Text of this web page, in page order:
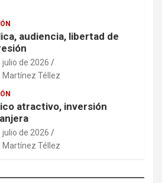
audiencia, libertad de
julio de 2026
Martínez Téllez
atractivo, inversión
julio de 2026
Martínez Téllez